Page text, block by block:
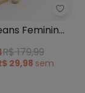
Jeans
Feminino
R$ 179,99
29,98 sem